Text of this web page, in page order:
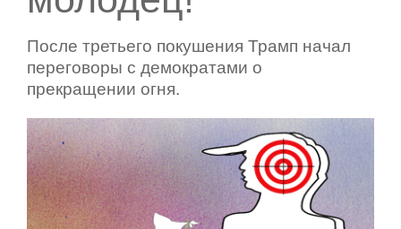
После третьего покушения Трамп начал
переговоры с демократами о
прекращении огня.